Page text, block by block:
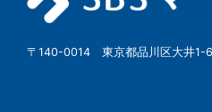
〒140-0014 東京都品川区大井